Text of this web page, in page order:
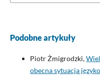
Podobne artykuły
Piotr Żmigrodzki,
obecna sytuacja